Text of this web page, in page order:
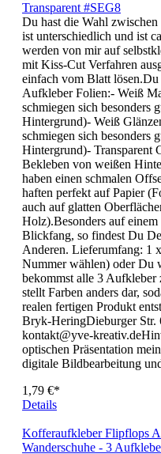
Kofferaufkleber, Aufkleber,
großer Koffer Sticker - 3
Transparent #SEG8
Du hast die Wahl zwischen
ist unterschiedlich und ist
werden von mir auf
mit Kiss-Cut Verfahren
einfach vom Blatt lösen.Du
Aufkleber Folien:- Weiß
schmiegen sich besonders
Hintergrund)- Weiß
schmiegen sich besonders
Hintergrund)- Transparent
Bekleben von weißen
haben einen schmalen
haften perfekt auf Papier
auch auf glatten
Holz).Besonders auf
Blickfang, so findest Du
Anderen. Lieferumfang: 1
Nummer wählen) oder Du
bekommst alle 3 Aufkleber
stellt Farben anders dar,
realen fertigen Produkt
Bryk-HeringDieburger Str.
kontakt@yve-
digitale Bildbearbeitung
Details